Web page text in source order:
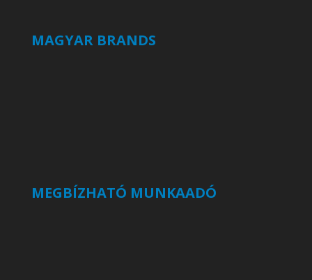
MAGYAR BRANDS
MEGBÍZHATÓ MUNKAADÓ